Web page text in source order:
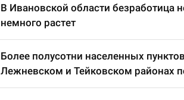
В Ивановской области безработица
немного растет
Более полусотни населенных
Лежневском и Тейковском районах